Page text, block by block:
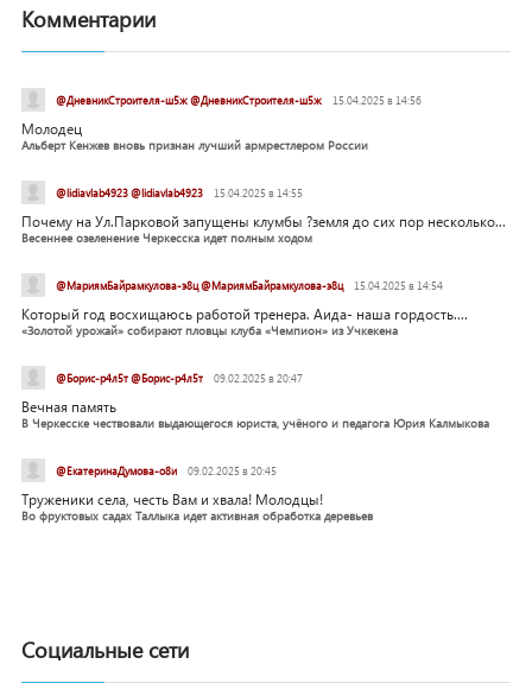
Комментарии
@ДневникСтроителя-ш5ж @ДневникСтроителя-ш5ж 15.04.2025 в 14:56
Молодец
Альберт Кенжев вновь признан лучший армрестлером России
@lidiavlab4923 @lidiavlab4923 15.04.2025 в 14:55
Почему на Ул.Парковой запущены клумбы ?земля до сих пор несколько...
Весеннее озеленение Черкесска идет полным ходом
@МариямБайрамкулова-э8ц @МариямБайрамкулова-э8ц 15.04.2025 в 14:54
Который год восхищаюсь работой тренера. Аида- наша гордость....
«Золотой урожай» собирают пловцы клуба «Чемпион» из Учкекена
@Борис-р4л5т @Борис-р4л5т 09.02.2025 в 20:47
Вечная память
В Черкесске чествовали выдающегося юриста, учёного и педагога Юрия Калмыкова
@ЕкатеринаДумова-о8и 09.02.2025 в 20:45
Труженики села, честь Вам и хвала! Молодцы!
Во фруктовых садах Таллыка идет активная обработка деревьев
Социальные сети